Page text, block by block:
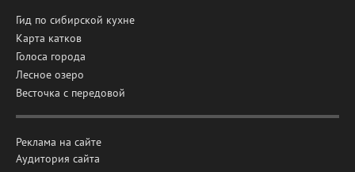
Гид по сибирской кухне
Карта катков
Голоса города
Лесное озеро
Весточка с передовой
Реклама на сайте
Аудитория сайта